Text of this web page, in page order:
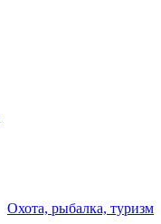
Охота, рыбалка, туризм